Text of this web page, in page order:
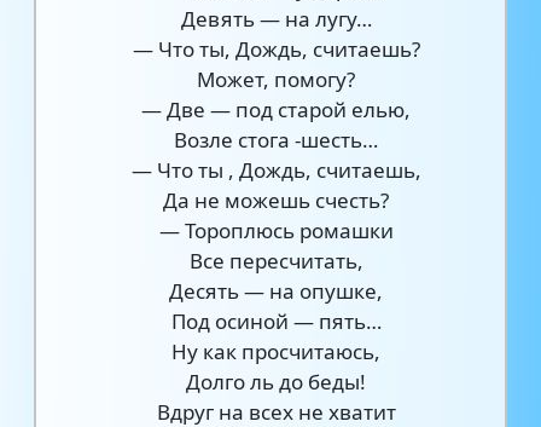
Девять — на лугу…
— Что ты, Дождь, считаешь?
Может, помогу?
— Две — под старой елью,
Возле стога -шесть…
— Что ты , Дождь, считаешь,
Да не можешь счесть?
— Тороплюсь ромашки
Все пересчитать,
Десять — на опушке,
Под осиной — пять…
Ну как просчитаюсь,
Долго ль до беды!
Вдруг на всех не хватит